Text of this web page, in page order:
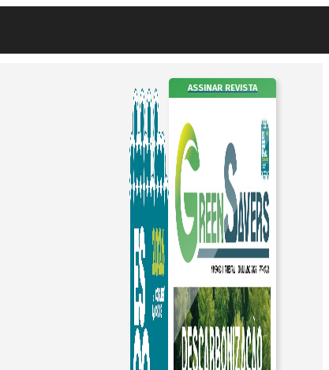
ASSINAR REVISTA